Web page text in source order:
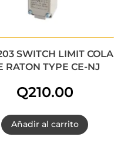
SWITCH LIMIT COLA
RATON TYPE CE-NJ
Q210.00
Añadir al carrito